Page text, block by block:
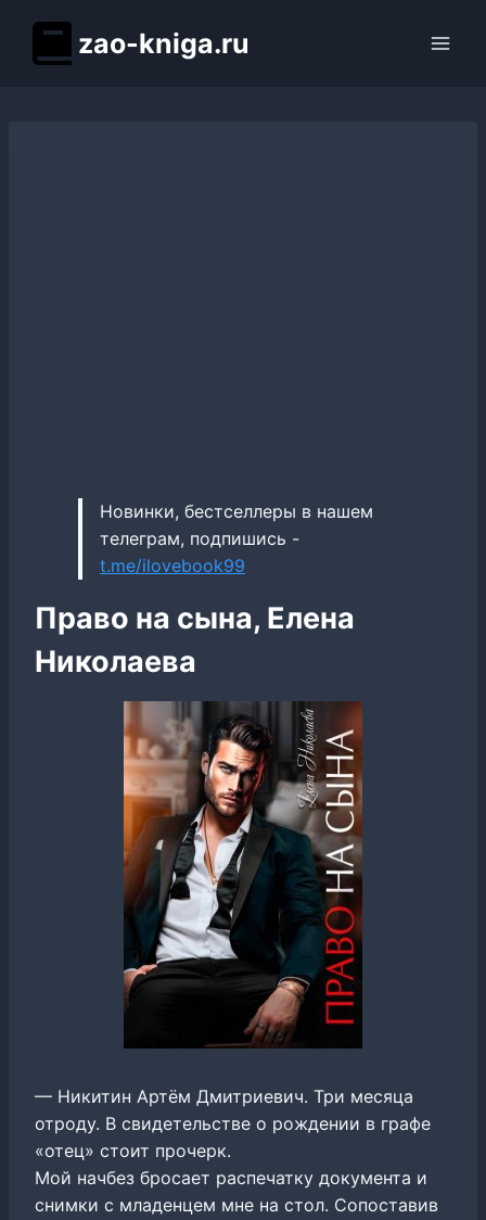
содержимому
zao-kniga.ru
Новинки, бестселлеры в нашем
телеграм, подпишись -
t.me/ilovebook99
Право на сына, Елена
Николаева
— Никитин Артём Дмитриевич. Три месяца
отроду. В свидетельстве о рождении в графе
«отец» стоит прочерк.
Мой начбез бросает распечатку документа и
снимки с младенцем мне на стол. Сопоставив